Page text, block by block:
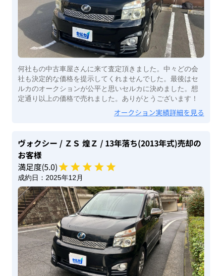
何社もの中古車屋さんに来て査定頂きました。中々どの会
社も決定的な価格を提示してくれませんでした。最後はセ
ルカのオークションが公平と思いセルカに決めました。想
定通り以上の価格で売れました。ありがとうございます！
オークション実績詳細を見る
ヴォクシー / ＺＳ 煌Ｚ / 13年落ち(2013年式)売却の
お客様
満足度(5.0)
成約日： 2025年12月